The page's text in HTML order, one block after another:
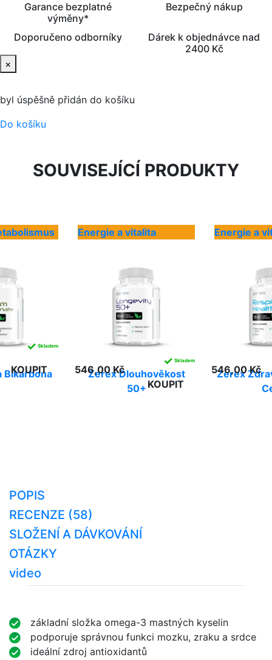
Garance bezplatné
výměny*
Bezpečný nákup
Doporučeno odborníky
Dárek k objednávce nad
2400 Kč
×
byl úspěšně přidán do košíku
Do košíku
SOUVISEJÍCÍ PRODUKTY
Bikarbona
✓ Skladem
KOUPIT
Energie a vitalita
Zerex Dlouhověkost
50+
546,00 Kč
✓ Skladem
KOUPIT
Energie a
Zerex
546,00 Kč
POPIS
RECENZE (58)
SLOŽENÍ A DÁVKOVÁNÍ
OTÁZKY
video
základní složka omega-3 mastných kyselin
podporuje správnou funkci mozku, zraku a srdce
ideální zdroj antioxidantů